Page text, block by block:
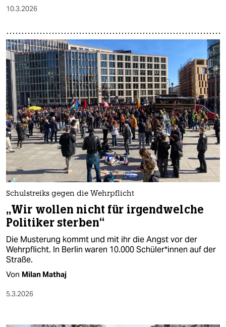
10.3.2026
Schulstreiks gegen die Wehrpflicht
„Wir wollen nicht für irgendwelche
Politiker sterben“
Die Musterung kommt und mit ihr die Angst vor der
Wehrpflicht. In Berlin waren 10.000 Schü­le­r*in­nen auf der
Straße.
Von Milan Mathaj
5.3.2026